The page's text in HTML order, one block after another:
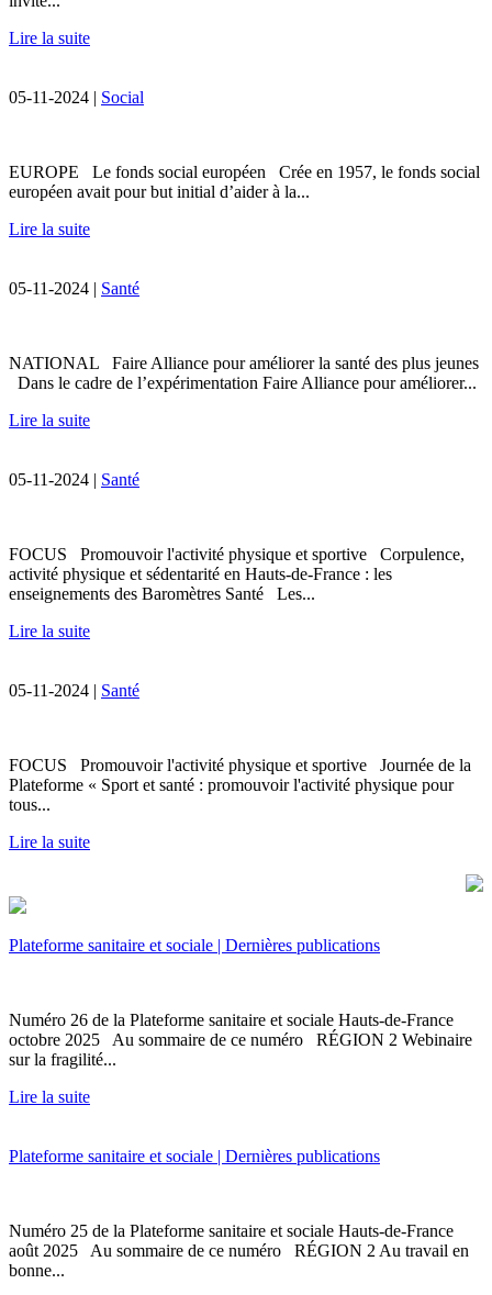
Lire la suite
05-11-2024 | Social
EUROPE Le fonds social européen Crée en 1957, le fonds social
européen avait pour but initial d’aider à la...
Lire la suite
05-11-2024 | Santé
NATIONAL Faire Alliance pour améliorer la santé des plus jeunes
Dans le cadre de l’expérimentation Faire Alliance pour améliorer...
Lire la suite
05-11-2024 | Santé
FOCUS Promouvoir l'activité physique et sportive Corpulence,
activité physique et sédentarité en Hauts-de-France : les
enseignements des Baromètres Santé Les...
Lire la suite
05-11-2024 | Santé
FOCUS Promouvoir l'activité physique et sportive Journée de la
Plateforme « Sport et santé : promouvoir l'activité physique pour
tous...
Lire la suite
Plateforme sanitaire et sociale | Dernières publications
Numéro 26 de la Plateforme sanitaire et sociale Hauts-de-France
octobre 2025 Au sommaire de ce numéro RÉGION 2 Webinaire
sur la fragilité...
Lire la suite
Plateforme sanitaire et sociale | Dernières publications
Numéro 25 de la Plateforme sanitaire et sociale Hauts-de-France
août 2025 Au sommaire de ce numéro RÉGION 2 Au travail en
bonne...